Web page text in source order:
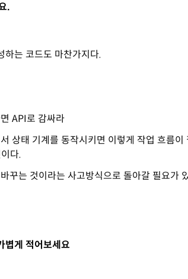
.
하는 코드도 마찬가지다.
API로 감싸라
상태 기계를 동작시키면 이렇게 작업 흐름이
다.
꾸는 것이라는 사고방식으로 돌아갈 필요가
볍게 적어보세요